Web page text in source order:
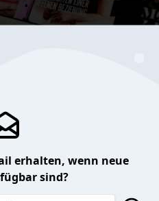
erhalten, wenn neue
sind?